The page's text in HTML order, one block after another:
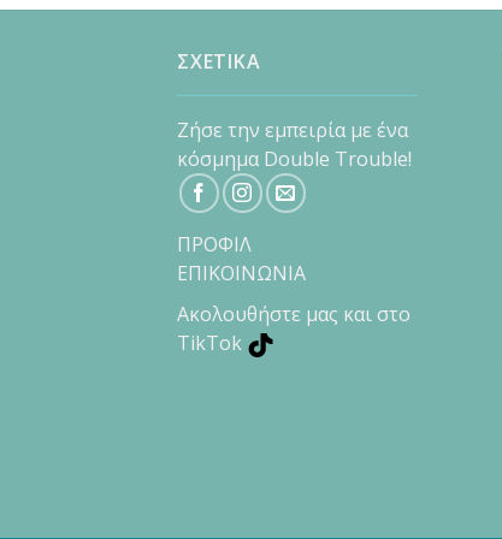
ΣΧΕΤΙΚΑ
Ζήσε την εμπειρία με ένα
κόσμημα Double Trouble!
ΠΡΟΦΙΛ
ΕΠΙΚΟΙΝΩΝΙΑ
Ακολουθήστε μας και στο
TikTok